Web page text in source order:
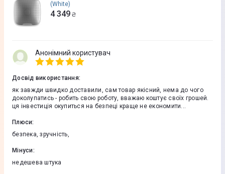
(White)
4 349 ₴
Анонімний користувач
Досвід використання:
як завжди швидко доставили, сам товар якісний, нема до чого
доколупатись - робить свою роботу, вважаю коштує своїх грошей.
ця інвестиція окупиться на безпеці краще не економити...
Плюси:
безпека, зручність,
Мінуси:
недешева штука